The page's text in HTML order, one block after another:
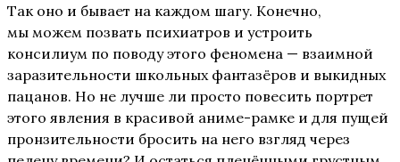
Так оно и бывает на каждом шагу. Конечно,
мы можем позвать психиатров и устроить
консилиум по поводу этого феномена — взаимной
заразительности школьных фантазёров и выкидных
пацанов. Но не лучше ли просто повесить портрет
этого явления в красивой аниме-рамке и для пущей
пронзительности бросить на него взгляд через